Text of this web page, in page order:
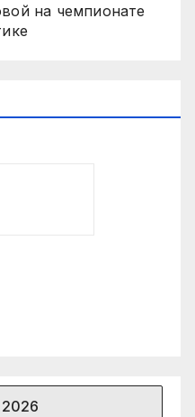
на чемпионате
2026